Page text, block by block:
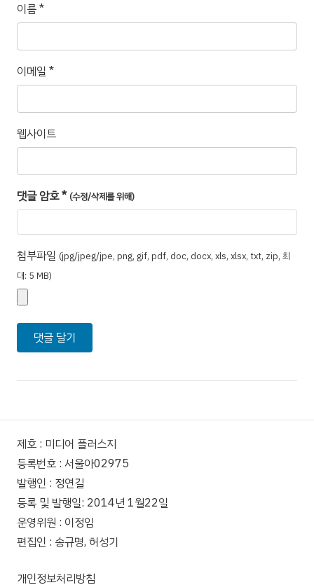
이름*
이메일 *
웹사이트
댓글 암호* (수정/삭제를 위해)
첨부파일 (jpg/jpeg/jpe, png, gif, pdf, doc, docx, xls, xlsx, txt, zip, 최
대: 5 MB)
제호 : 미디어 플러스지
등록번호 : 서울아02975
발행인 : 정연길
등록 및 발행일: 2014년 1월22일
운영위원 : 이정임
편집인 : 송규명, 허성기
개인정보처리방침